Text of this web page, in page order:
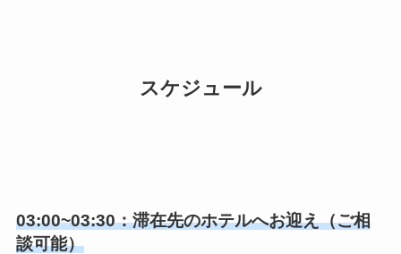
スケジュール
03:00~03:30：滞在先のホテルへお迎え（ご相
談可能）